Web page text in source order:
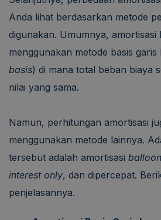
Anda lihat berdasarkan metode
digunakan. Umumnya, amortisasi
menggunakan metode basis garis
basis) di mana total beban biaya
nilai yang sama.
Namun, perhitungan amortisasi
menggunakan metode lainnya.
tersebut adalah amortisasi
interest only, dan dipercepat.
penjelasannya.